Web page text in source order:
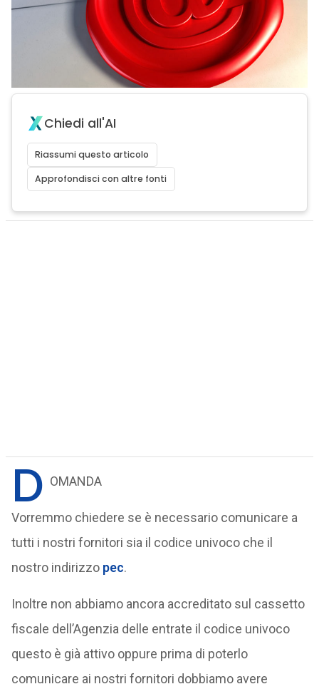
Chiedi all'AI
Riassumi questo articolo
Approfondisci con altre fonti
D OMANDA
Vorremmo chiedere se è necessario comunicare a
tutti i nostri fornitori sia il codice univoco che il
nostro indirizzo pec.
Inoltre non abbiamo ancora accreditato sul cassetto
fiscale dell’Agenzia delle entrate il codice univoco
questo è già attivo oppure prima di poterlo
comunicare ai nostri fornitori dobbiamo avere